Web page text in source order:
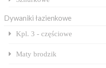
Dywaniki łazienkowe
Kpl. 3 - częściowe
Maty brodzik